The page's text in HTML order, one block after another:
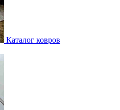
Каталог ковров